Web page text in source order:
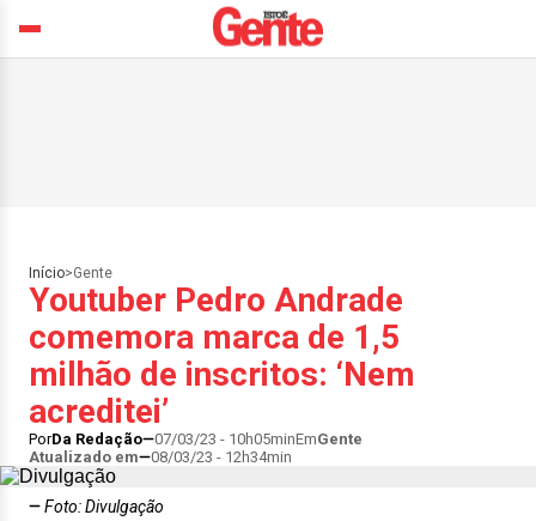
Início>Gente
Youtuber Pedro Andrade
comemora marca de 1,5
milhão de inscritos: ‘Nem
acreditei’
PorDa Redação 07/03/23 - 10h05minEmGente
Atualizado em
08/03/23 - 12h34min
Foto: Divulgação